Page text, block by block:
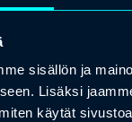
sisällön ja
Lisäksi
käytät